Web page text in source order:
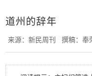
道州的辞年
来源：新民周刊撰稿：奉